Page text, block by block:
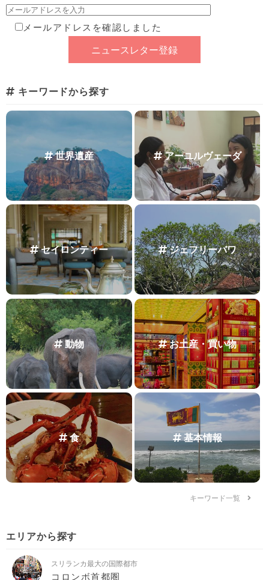
メールアドレスを確認しました
キーワードから探す
世界遺産 アーユルヴェーダ
セイロンティー ジェフリーバワ
動物 お土産・買い物
食 基本情報
キーワード一覧
エリアから探す
スリランカ最大の国際都市
コロンボ首都圏